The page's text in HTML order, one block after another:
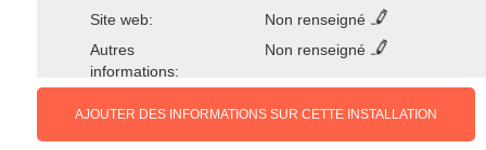
Site web:
Non renseigné
Autres
informations:
Non renseigné
AJOUTER DES INFORMATIONS SUR CETTE INSTALLATION